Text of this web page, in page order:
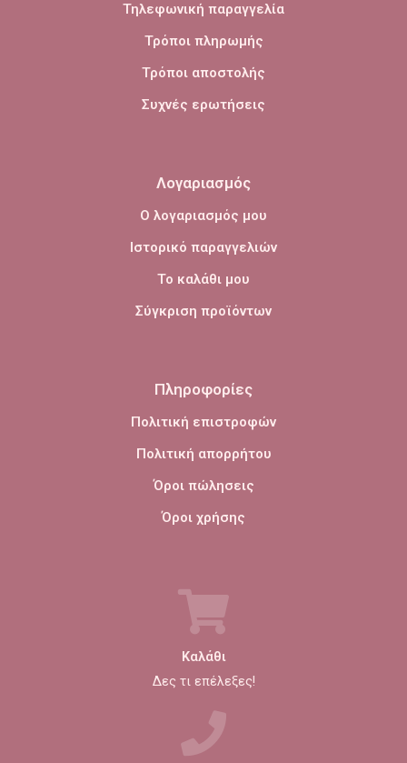
Τηλεφωνική παραγγελία
Τρόποι πληρωμής
Τρόποι αποστολής
Συχνές ερωτήσεις
Λογαριασμός
Ο λογαριασμός μου
Ιστορικό παραγγελιών
Το καλάθι μου
Σύγκριση προϊόντων
Πληροφορίες
Πολιτική επιστροφών
Πολιτική απορρήτου
Όροι πώλησεις
Όροι χρήσης
Καλάθι
Δες τι επέλεξες!